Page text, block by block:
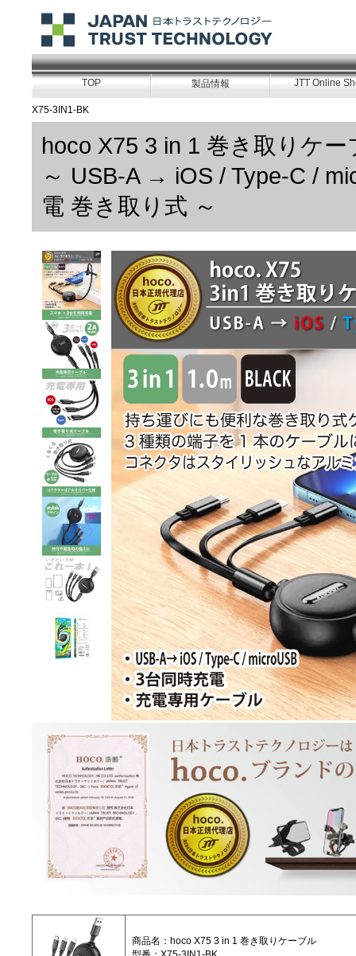
TOP 製品情報 JTT Online
X75-3IN1-BK
hoco X75 3 in 1 巻き取りケー
～ USB-A → iOS / Type-C /
電 巻き取り式 ～
商品名：hoco X75 3 in 1 巻き取りケーブル